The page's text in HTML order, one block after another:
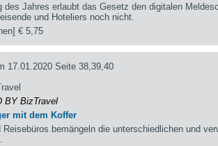
des Jahres erlaubt das Gesetz den digitalen
und Hoteliers noch nicht.
€ 5,75
17.01.2020 Seite 38,39,40
BY BizTravel
mit dem Koffer
Reisebüros bemängeln die unterschiedlichen und